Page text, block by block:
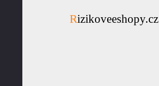
Rizikoveeshopy.cz